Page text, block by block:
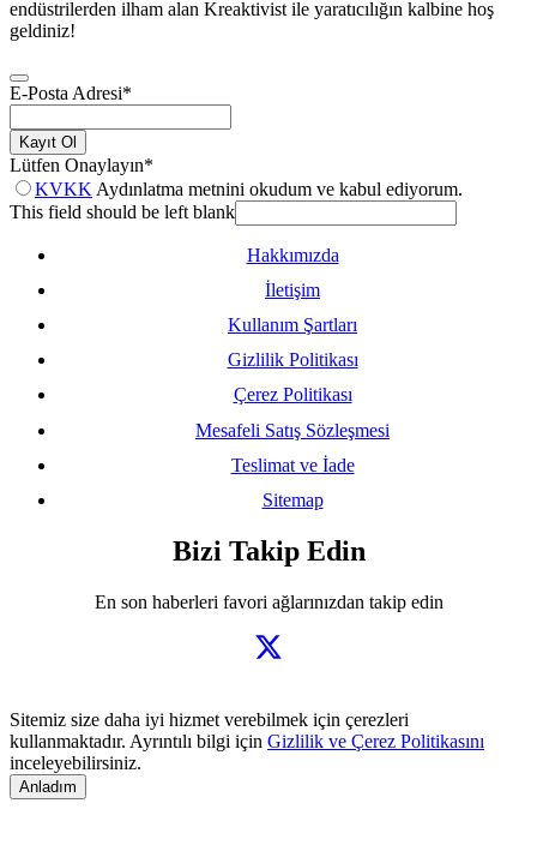
endüstrilerden ilham alan Kreaktivist ile yaratıcılığın kalbine hoş
geldiniz!
E-Posta Adresi*
Kayıt Ol
Lütfen Onaylayın*
KVKK Aydınlatma metnini okudum ve kabul ediyorum.
This field should be left blank
Hakkımızda
İletişim
Kullanım Şartları
Gizlilik Politikası
Çerez Politikası
Mesafeli Satış Sözleşmesi
Teslimat ve İade
Sitemap
Bizi Takip Edin
En son haberleri favori ağlarınızdan takip edin
Sitemiz size daha iyi hizmet verebilmek için çerezleri
kullanmaktadır. Ayrıntılı bilgi için Gizlilik ve Çerez Politikasını
inceleyebilirsiniz.
Anladım